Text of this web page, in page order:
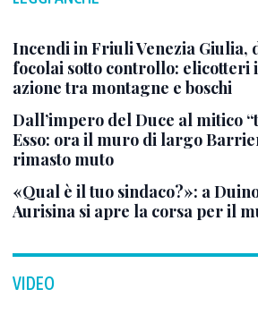
Incendi in Friuli Venezia Giulia,
focolai sotto controllo: elicotteri
azione tra montagne e boschi
Dall’impero del Duce al mitico
Esso: ora il muro di largo
rimasto muto
«Qual è il tuo sindaco?»: a
Aurisina si apre la corsa per il
VIDEO